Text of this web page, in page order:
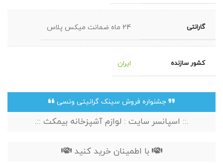
گارانتی 24 ماه ضمانت میکس پلاس
کشور سازنده ایران
جشنواره فروش سینک گرانیتی ونسی
.:: اسپانسر سایت : لوازم آشپزخانه بیمکث ::.
با اطمینان خرید کنید